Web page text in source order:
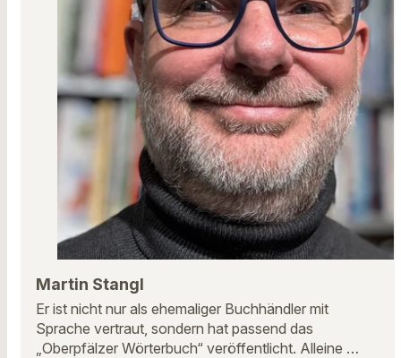
Martin Stangl
Er ist nicht nur als ehemaliger Buchhändler mit
Sprache vertraut, sondern hat passend das
„Oberpfälzer Wörterbuch“ veröffentlicht. Alleine …